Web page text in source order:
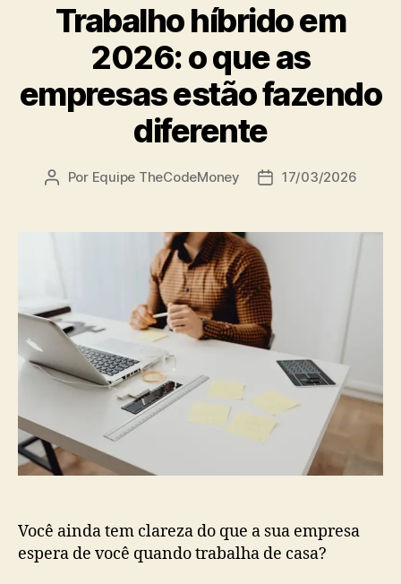
Trabalho híbrido em
2026: o que as
empresas estão fazendo
diferente
Autor
Por Equipe TheCodeMoney
Data17/03/2026
Você ainda tem clareza do que a sua empresa
espera de você quando trabalha de casa?